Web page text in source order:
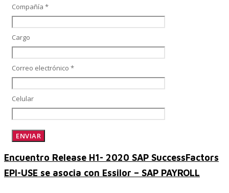
SAP SuccessFactors Training Education
Soporte SuccessFactors
Compañía *
Cargo
Correo electrónico *
Celular
Encuentro Release H1- 2020 SAP SuccessFactors
EPI-USE se asocia con Essilor – SAP PAYROLL